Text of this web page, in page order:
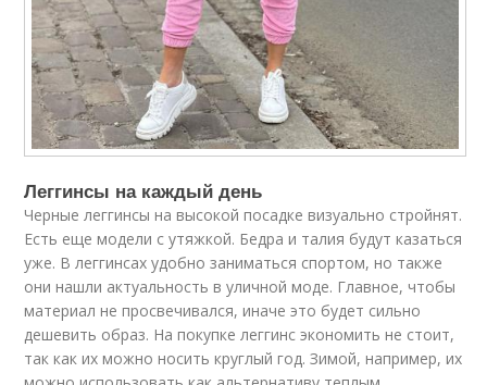
Леггинсы на каждый день
Черные леггинсы на высокой посадке визуально стройнят.
Есть еще модели с утяжкой. Бедра и талия будут казаться
уже. В леггинсах удобно заниматься спортом, но также
они нашли актуальность в уличной моде. Главное, чтобы
материал не просвечивался, иначе это будет сильно
дешевить образ. На покупке леггинс экономить не стоит,
так как их можно носить круглый год. Зимой, например, их